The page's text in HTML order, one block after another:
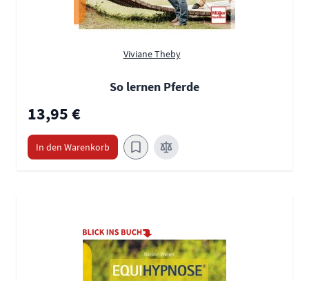
Viviane Theby
So lernen Pferde
13,95 €
In den Warenkorb